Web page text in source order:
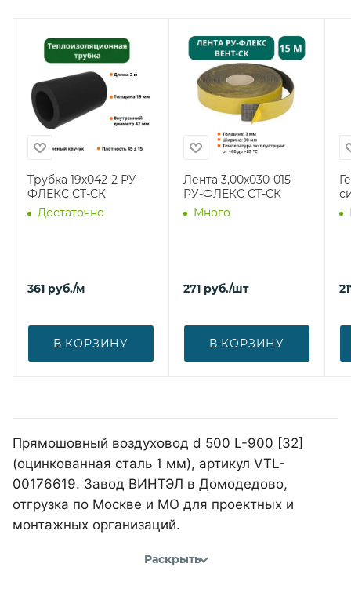
Трубка 19х042-2 РУ-
ФЛЕКС СТ-СК
Достаточно
361 руб./м
В КОРЗИНУ
Лента 3,00х030-015
РУ-ФЛЕКС СТ-СК
Много
271 руб./шт
В КОРЗИНУ
Прямошовный воздуховод d 500 L-900 [32]
(оцинкованная сталь 1 мм), артикул VTL-
00176619. Завод ВИНТЭЛ в Домодедово,
отгрузка по Москве и МО для проектных и
монтажных организаций.
Раскрыть